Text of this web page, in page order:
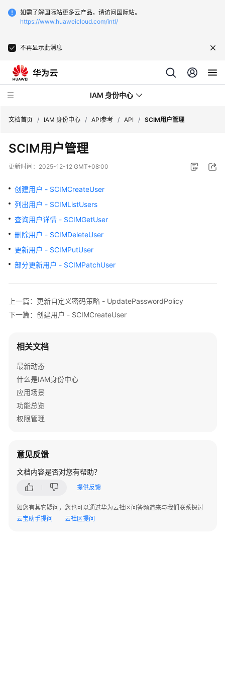
如需了解国际站更多云产品，请访问国际站。
https://www.huaweicloud.com/intl/
不再显示此消息
IAM 身份中心
最
新
态
产
品
介
绍
快
门
用
指
API
参
使
必
读
API
览
文档首页 / IAM 身份中心 / API参考 / API / SCIM用户管理
SCIM用户管理
更新时间： 2025-12-12 GMT+08:00
创建用户 - SCIMCreateUser
列出用户 - SCIMListUsers
查询用户详情 - SCIMGetUser
删除用户 - SCIMDeleteUser
更新用户 - SCIMPutUser
部分更新用户 - SCIMPatchUser
上一篇：更新自定义密码策略 - UpdatePasswordPolicy
下一篇：创建用户 - SCIMCreateUser
相关文档
最新动态
什么是IAM身份中心
应用场景
功能总览
权限管理
意见反馈
文档内容是否对您有帮助？
提供反馈
如您有其它疑问，您也可以通过华为云社区问答频道来与我们联系探讨
云宝助手提问
云社区提问